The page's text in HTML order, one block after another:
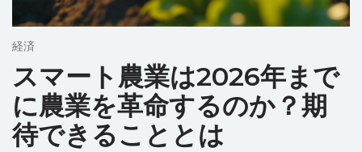
経済
スマート農業は2026年まで
に農業を革命するのか？期
待できることとは